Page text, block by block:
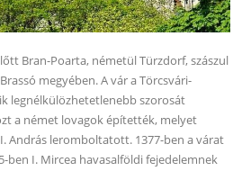
Bran-Poarta, németül Türzdorf, szászul
megyében. A vár a Törcsvári-
legnélkülözhetetlenebb szorosát
a német lovagok építették, melyet
András leromboltatott. 1377-ben a várat
ben I. Mircea havasalföldi fejedelemnek